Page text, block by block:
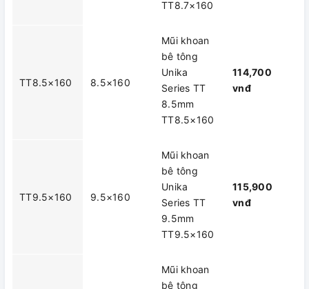
TT8.7×160
TT8.5×160 8.5×160
Mũi khoan
bê tông
Unika
Series TT
8.5mm
TT8.5×160
114,700
vnđ
TT9.5×160 9.5×160
Mũi khoan
bê tông
Unika
Series TT
9.5mm
TT9.5×160
115,900
vnđ
Mũi khoan
bê tông